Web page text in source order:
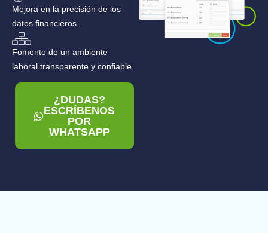
Mejora en la precisión de los
datos financieros.
Fomento de un ambiente
laboral transparente y confiable.
¿DUDAS?
ESCRÍBENOS
POR
WHATSAPP